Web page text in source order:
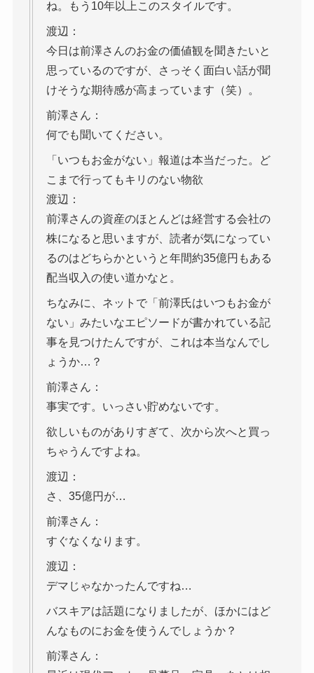
ね。もう10年以上このスタイルです。
渡辺：
今日は前澤さんのお金の価値観を聞きたいと
思っているのですが、さっそく面白い話が聞
けそうな期待感が高まっています（笑）。
前澤さん：
何でも聞いてください。
「いつもお金がない」報道は本当だった。ど
こまで行ってもキリのない物欲
渡辺：
前澤さんの資産のほとんどは経営する会社の
株になると思いますが、読者が気になってい
るのはどちらかというと年間約35億円もある
配当収入の使い道かなと。
ちなみに、ネットで「前澤氏はいつもお金が
ない」みたいなエピソードが書かれている記
事を見つけたんですが、これは本当なんでし
ょうか…？
前澤さん：
事実です。いっさい貯めないです。
欲しいものがありすぎて、次から次へと買っ
ちゃうんですよね。
渡辺：
さ、35億円が…
前澤さん：
すぐなくなります。
渡辺：
デマじゃなかったんですね…
バスキアは話題になりましたが、ほかにはど
んなものにお金を使うんでしょうか？
前澤さん：